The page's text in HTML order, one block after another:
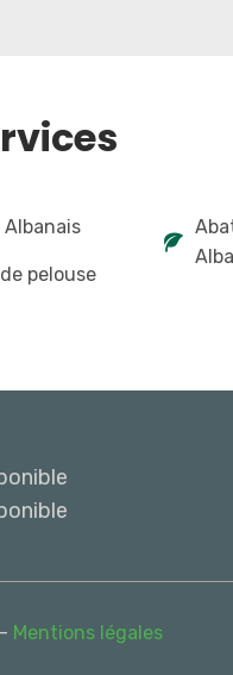
Albanais
pelouse
Mentions légales